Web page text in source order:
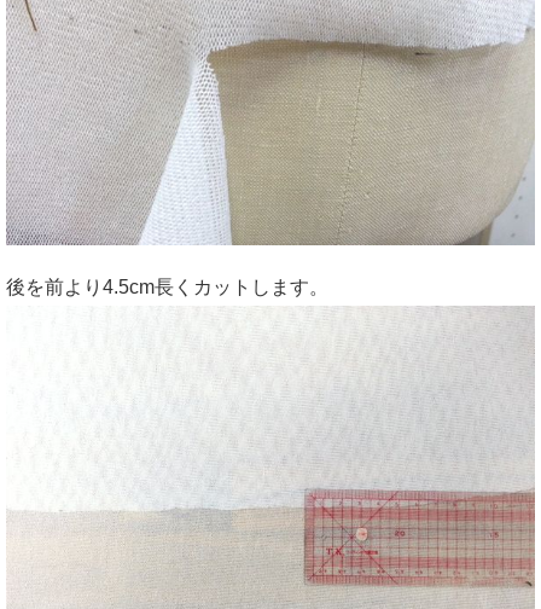
後を前より4.5cm長くカットします。